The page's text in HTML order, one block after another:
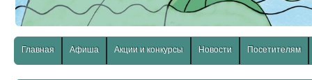
Главная Афиша Акции и конкурсы Новости Посетителям